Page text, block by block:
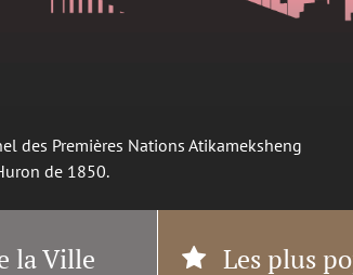
des Premières Nations Atikameksheng
de 1850.
la Ville Les plus